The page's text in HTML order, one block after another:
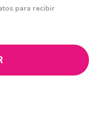
para recibir